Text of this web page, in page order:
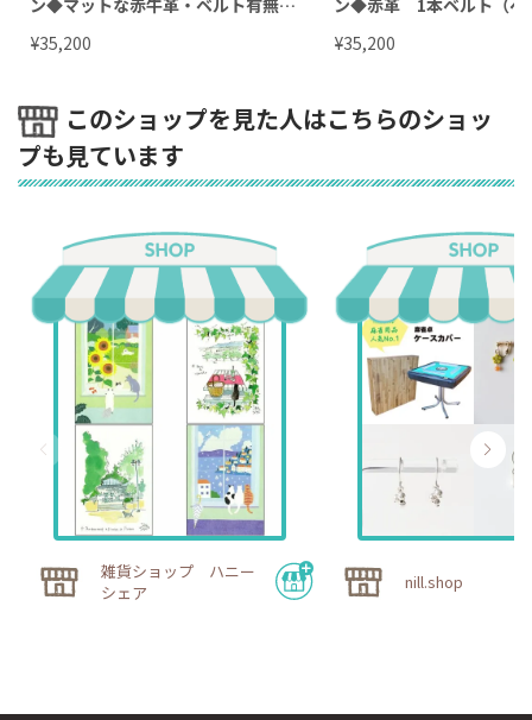
● ロゼリスのオーダー品のご注文について
※ロゼリスのオーダー品は、お客様のサイズを細かく伺ってから作成
します。
場合によっては足型をとります。
ン◆マットな赤牛革・ベルト有無の
¥35,200
ン◆赤革 1本ベルト（ベ
¥35,200
このショップを見た人はこちらのショッ
プも見ています
雑貨ショップ ハニー
シェア
nill.shop